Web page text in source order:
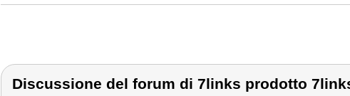
Discussione del forum di 7links prodotto